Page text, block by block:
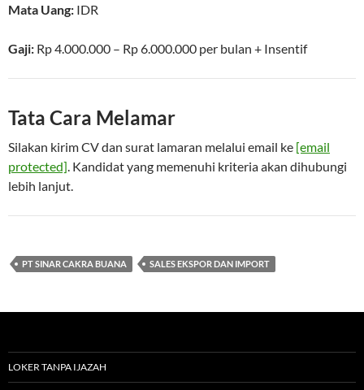
Mata Uang: IDR
Gaji: Rp 4.000.000 – Rp 6.000.000 per bulan + Insentif
Tata Cara Melamar
Silakan kirim CV dan surat lamaran melalui email ke [email
protected]. Kandidat yang memenuhi kriteria akan dihubungi
lebih lanjut.
PT SINAR CAKRA BUANA SALES EKSPOR DAN IMPORT
LOKER TANPA IJAZAH